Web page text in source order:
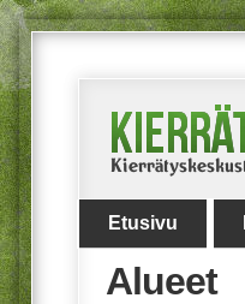
Etusivu
Alueet